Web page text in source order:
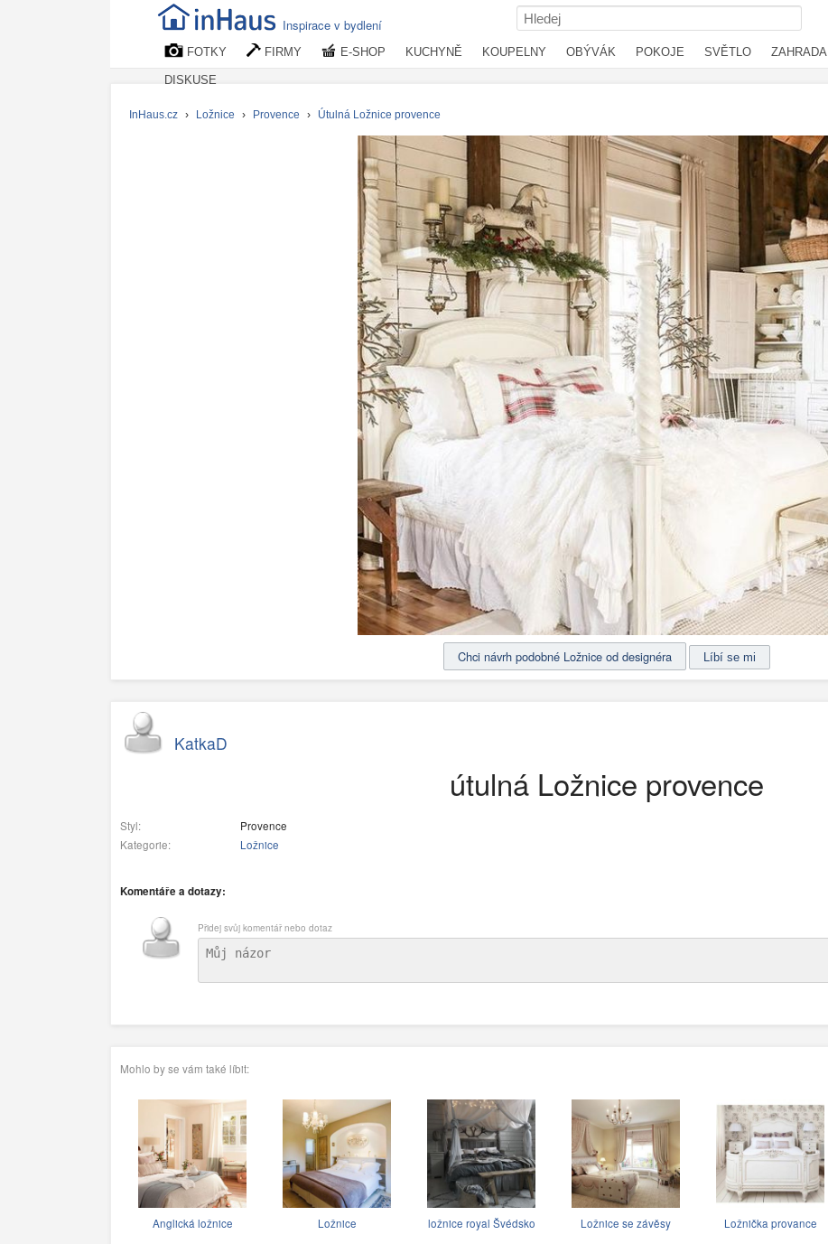
Inspirace v bydlení
FOTKY FIRMY E-SHOP KUCHYNĚ KOUPELNY OBÝVÁK POKOJE SVĚTLO ZAHRADA
DISKUSE
InHaus.cz › Ložnice › Provence › Útulná Ložnice provence
Chci návrh podobné Ložnice od designéra
KatkaD
útulná Ložnice provence
Styl:
Provence
Kategorie:
Ložnice
Komentáře a dotazy:
Přidej svůj komentář nebo dotaz
Mohlo by se vám také líbit:
Anglická ložnice Ložnice ložnice royal Švédsko Ložnice se závěsy Ložnička provance